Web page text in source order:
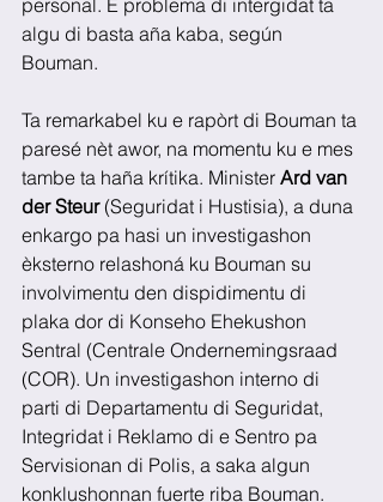
algu di basta aña kaba, según
Bouman.
Ta remarkabel ku e rapòrt di Bouman ta
paresé nèt awor, na momentu ku e mes
tambe ta haña krítika. Minister Ard van
der Steur (Seguridat i Hustisia), a duna
enkargo pa hasi un investigashon
èksterno relashoná ku Bouman su
involvimentu den dispidimentu di
plaka dor di Konseho Ehekushon
Sentral (Centrale Ondernemingsraad
(COR). Un investigashon interno di
parti di Departamentu di Seguridat,
Integridat i Reklamo di e Sentro pa
Servisionan di Polis, a saka algun
konklushonnan fuerte riba Bouman.